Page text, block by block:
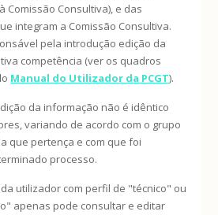
Comissão Consultiva), e das
integram a Comissão Consultiva.
pela introdução edição da
competência (ver os quadros
Manual do Utilizador da PCGT).
da informação não é idêntico
variando de acordo com o grupo
que pertença e com que foi
processo.
utilizador com perfil de "técnico" ou
apenas pode consultar e editar